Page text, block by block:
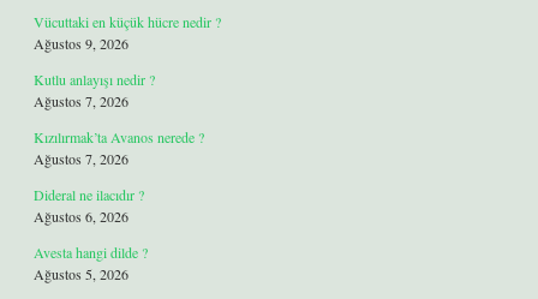
Vücuttaki en küçük hücre nedir ?
Ağustos 9, 2026
Kutlu anlayışı nedir ?
Ağustos 7, 2026
Kızılırmak’ta Avanos nerede ?
Ağustos 7, 2026
Dideral ne ilacıdır ?
Ağustos 6, 2026
Avesta hangi dilde ?
Ağustos 5, 2026